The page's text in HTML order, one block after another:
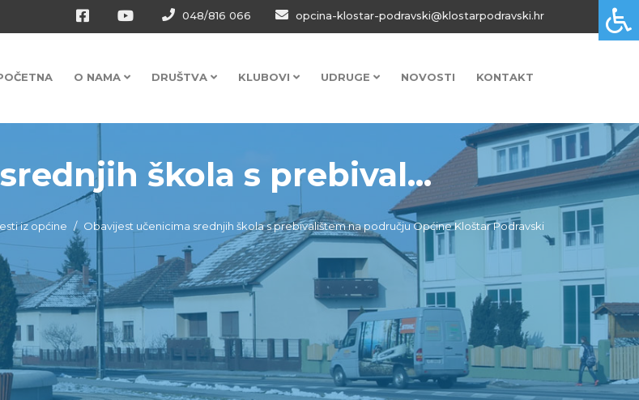
048/816 066 opcina-klostar-podravski@klostarpodravski.hr
O NAMA DRUŠTVA KLUBOVI UDRUGE NOVOSTI KONTAKT
škola s prebival...
iz općine Obavijest učenicima srednjih škola s prebivalištem na području Općine Kloštar Podravski